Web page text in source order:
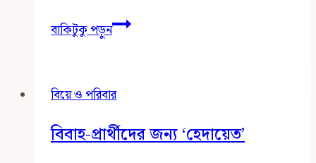
বাকিটুকু পড়ুনRole
of
Deal
the
বিয়ে ও পরিবার
বিবাহ-প্রার্থীদের জন্য ‘হেদায়েত’